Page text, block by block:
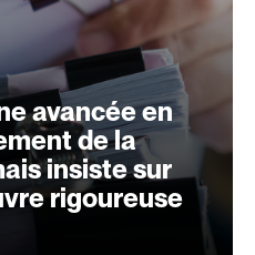
avancée en
de la
insiste sur
rigoureuse